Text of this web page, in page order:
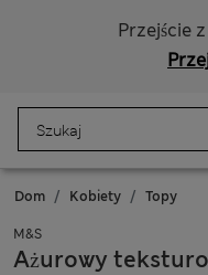
Przejście z
Dom Kobiety Topy
M&S
Ażurowy